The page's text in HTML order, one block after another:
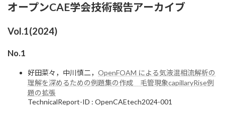
オープンCAE学会技術報告アーカイブ
Vol.1(2024)
No.1
好田菜々，中川慎二， OpenFOAM による気液混相流解析の
理解を深めるための例題集の作成 毛管現象capillaryRise例
題の拡張
TechnicalReport-ID : OpenCAEtech2024-001